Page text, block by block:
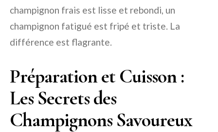
champignon frais est lisse et rebondi, un
champignon fatigué est fripé et triste. La
différence est flagrante.
Préparation et Cuisson :
Les Secrets des
Champignons Savoureux